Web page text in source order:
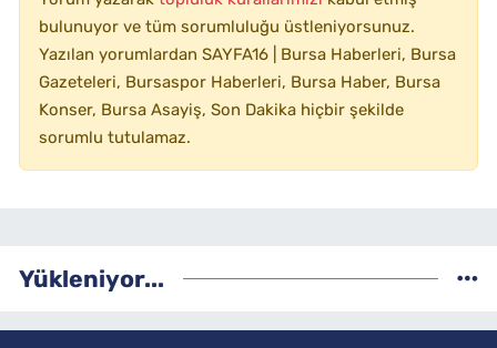
bulunuyor ve tüm sorumluluğu üstleniyorsunuz.
Yazılan yorumlardan SAYFA16 | Bursa Haberleri, Bursa
Gazeteleri, Bursaspor Haberleri, Bursa Haber, Bursa
Konser, Bursa Asayiş, Son Dakika hiçbir şekilde
sorumlu tutulamaz.
Yükleniyor...